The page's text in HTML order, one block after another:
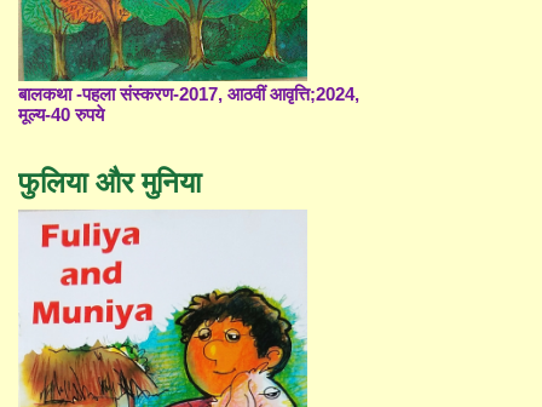
बालकथा -पहला संस्करण-2017, आठवीं आवृत्ति;2024,
मूल्य-40 रुपये
फुलिया और मुनिया